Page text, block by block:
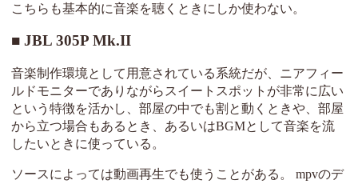
こちらも基本的に音楽を聴くときにしか使わない。
JBL 305P Mk.II
音楽制作環境として用意されている系統だが、ニアフィー
ルドモニターでありながらスイートスポットが非常に広い
という特徴を活かし、部屋の中でも割と動くときや、部屋
から立つ場合もあるとき、あるいはBGMとして音楽を流
したいときに使っている。
ソースによっては動画再生でも使うことがある。 mpvのデ